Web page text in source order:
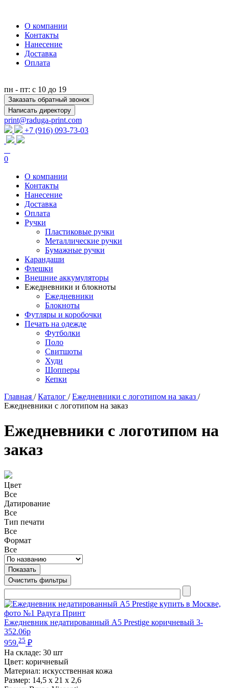
О компании
Контакты
Нанесение
Доставка
Оплата
пн - пт: с 10 до 19
Заказать обратный звонок
Написать директору
print@raduga-print.com
+7 (916) 093-73-03
0
О компании
Контакты
Нанесение
Доставка
Оплата
Ручки
Пластиковые ручки
Металлические ручки
Бумажные ручки
Карандаши
Флешки
Внешние аккумуляторы
Ежедневники и блокноты
Ежедневники
Блокноты
Футляры и коробочки
Печать на одежде
Футболки
Поло
Свитшоты
Худи
Шопперы
Кепки
Главная / Каталог / Ежедневники с логотипом на заказ /
Ежедневники с логотипом на заказ
Ежедневники с логотипом на
заказ
Цвет
Все
Датирование
Все
Тип печати
Все
Формат
Все
Ежедневник недатированный А5 Prestige коричневый 3-
352.06p
959.25 ₽
На складе: 30 шт
Цвет: коричневый
Материал: искусственная кожа
Размер: 14,5 х 21 х 2,6